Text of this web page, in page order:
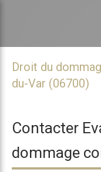
Droit du
du-Var (06700)
Contacter
dommage